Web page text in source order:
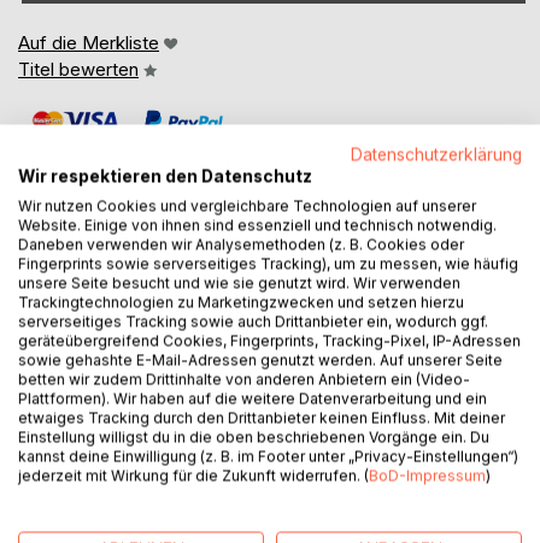
Auf die Merkliste
Titel bewerten
BESCHREIBUNG
Der gestresste George flüchtet sich in die winterliche
Abgeschiedenheit der Berge, um in Ruhe über sein Leben
nachzudenken. Doch dort stolpert er über Sarah, die ihm
einen Strich durch seine Einsamkeit zieht. Sie begleitet ihn
auf der Reise zu seinem wahren Glück und erklärt ihm
eindrucksvoll, dass alles im Leben von unseren
Erwartungen abhängt.
Datenschutzerklärung
Wir respektieren den Datenschutz
Wir nutzen Cookies und vergleichbare Technologien auf unserer
Website. Einige von ihnen sind essenziell und technisch notwendig.
Daneben verwenden wir Analysemethoden (z. B. Cookies oder
Fingerprints sowie serverseitiges Tracking), um zu messen, wie häufig
unsere Seite besucht und wie sie genutzt wird. Wir verwenden
Trackingtechnologien zu Marketingzwecken und setzen hierzu
serverseitiges Tracking sowie auch Drittanbieter ein, wodurch ggf.
geräteübergreifend Cookies, Fingerprints, Tracking-Pixel, IP-Adressen
sowie gehashte E-Mail-Adressen genutzt werden. Auf unserer Seite
betten wir zudem Drittinhalte von anderen Anbietern ein (Video-
Plattformen). Wir haben auf die weitere Datenverarbeitung und ein
etwaiges Tracking durch den Drittanbieter keinen Einfluss. Mit deiner
Einstellung willigst du in die oben beschriebenen Vorgänge ein. Du
kannst deine Einwilligung (z. B. im Footer unter „Privacy-Einstellungen“)
jederzeit mit Wirkung für die Zukunft widerrufen. (BoD-Impressum)